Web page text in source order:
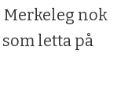
Merkeleg nok
letta på